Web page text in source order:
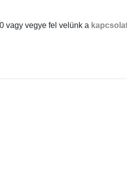
vegye fel velünk akapcsolatot